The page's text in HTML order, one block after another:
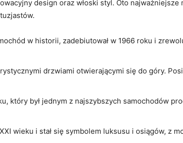
design oraz włoski styl. Oto
w‍ historii, ‌zadebiutował w 1966 roku i
drzwiami otwierającymi się do góry.
który był jednym z najszybszych samochodów
wieku⁣ i stał się symbolem luksusu i osiągów, z